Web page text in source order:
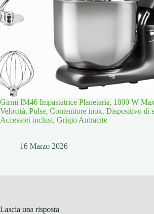
Girmi IM46 Impastatrice Planetaria, 1800 W
Velocità, Pulse, Contenitore inox, Dispositivo di
Accessori inclusi, Grigio Antracite
16 Marzo 2026
Lascia una risposta